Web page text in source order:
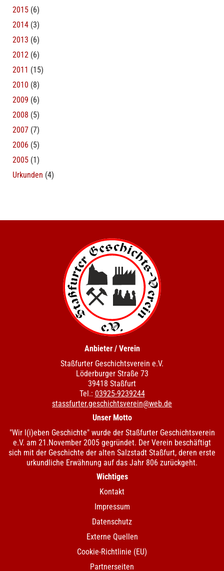
2015 (6)
2014 (3)
2013 (6)
2012 (6)
2011 (15)
2010 (8)
2009 (6)
2008 (5)
2007 (7)
2006 (5)
2005 (1)
Urkunden (4)
Anbieter / Verein
Staßfurter Geschichtsverein e.V.
Löderburger Straße 73
39418 Staßfurt
Tel.: 03925-9239244
stassfurter.geschichtsverein@web.de
Unser Motto
"Wir l(i)eben Geschichte" wurde der Staßfurter Geschichtsverein
e.V. am 21.November 2005 gegründet. Der Verein beschäftigt
sich mit der Geschichte der alten Salzstadt Staßfurt, deren erste
urkundliche Erwähnung auf das Jahr 806 zurückgeht.
Wichtiges
Kontakt
Impressum
Datenschutz
Externe Quellen
Cookie-Richtlinie (EU)
Partnerseiten